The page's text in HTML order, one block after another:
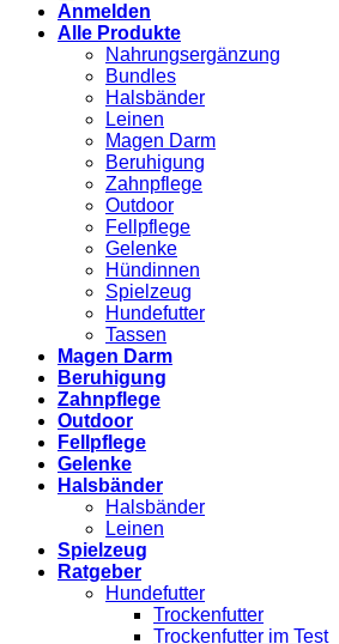
Anmelden
Alle Produkte
Nahrungsergänzung
Bundles
Halsbänder
Leinen
Magen Darm
Beruhigung
Zahnpflege
Outdoor
Fellpflege
Gelenke
Hündinnen
Spielzeug
Hundefutter
Tassen
Magen Darm
Beruhigung
Zahnpflege
Outdoor
Fellpflege
Gelenke
Halsbänder
Halsbänder
Leinen
Spielzeug
Ratgeber
Hundefutter
Trockenfutter
Trockenfutter im Test